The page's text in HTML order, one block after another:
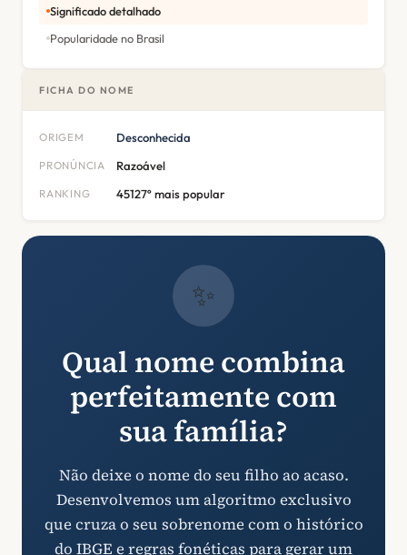
Significado detalhado
Popularidade no Brasil
FICHA DO NOME
ORIGEM Desconhecida
PRONÚNCIA Razoável
RANKING 45127º mais popular
✨
Qual nome combina
perfeitamente com
sua família?
Não deixe o nome do seu filho ao acaso.
Desenvolvemos um algoritmo exclusivo
que cruza o seu sobrenome com o histórico
do IBGE e regras fonéticas para gerar um